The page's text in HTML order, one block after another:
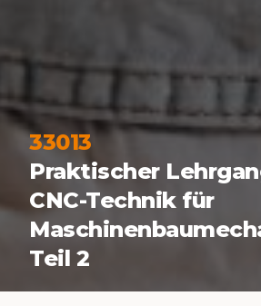
33013
Praktischer
CNC-Technik für
Teil 2